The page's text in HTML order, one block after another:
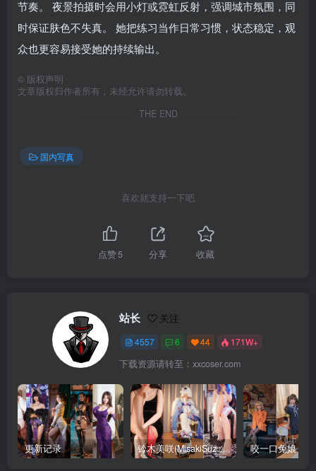
节奏。 夜景拍摄时会用小灯或霓虹反射，强调城市氛围，同
时保证肤色不失真。 她把练习当作日常习惯，状态稳定，观
众也更容易接受她的持续输出。
© 版权声明
文章版权归作者所有，未经允许请勿转载。
THE END
国内写真
喜欢就支持一下吧
点赞5 分享 收藏
站长 关注
4557 6 44 171W+
下载资源请转至：xxcoser.com
更新记录 铃木美咲(MisakiSuzuki) 合集下载 咬一口兔娘 合